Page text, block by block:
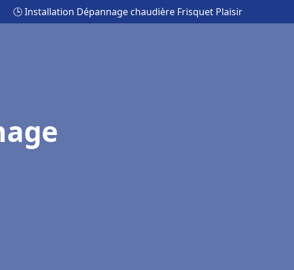
🕒 Installation Dépannage chaudière Frisquet Plaisir